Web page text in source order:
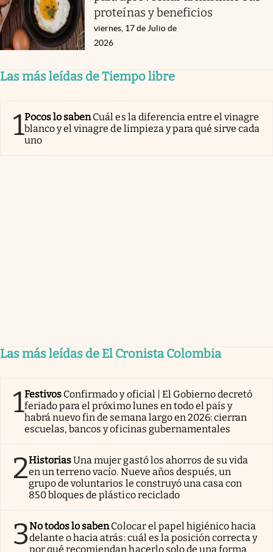
proteínas y beneficios
viernes, 17 de Julio de
2026
Las más leídas de Tiempo libre
1Pocos lo sabenCuál es la diferencia entre el vinagre
blanco y el vinagre de limpieza y para qué sirve cada
uno
Las más leídas de El Cronista Colombia
1Festivos Confirmado y oficial | El Gobierno decretó
feriado para el próximo lunes en todo el país y
habrá nuevo fin de semana largo en 2026: cierran
escuelas, bancos y oficinas gubernamentales
2HistoriasUna mujer gastó los ahorros de su vida
en un terreno vacío. Nueve años después, un
grupo de voluntarios le construyó una casa con
850 bloques de plástico reciclado
3No todos lo sabenColocar el papel higiénico hacia
delante o hacia atrás: cuál es la posición correcta y
por qué recomiendan hacerlo solo de una forma